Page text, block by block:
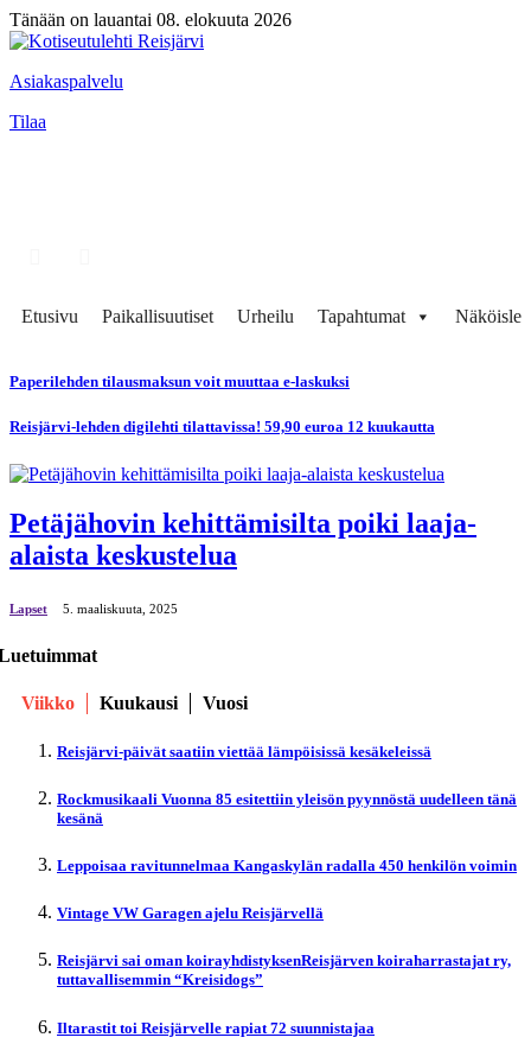
Tänään on lauantai 08. elokuuta 2026
Asiakaspalvelu
Tilaa
Etusivu Paikallisuutiset Urheilu Tapahtumat
Paperilehden tilausmaksun voit muuttaa e-laskuksi
Reisjärvi-lehden digilehti tilattavissa! 59,90 euroa 12 kuukautta
Petäjähovin kehittämisilta poiki laaja-
alaista keskustelua
Lapset 5. maaliskuuta, 2025
Viikko Kuukausi Vuosi
Reisjärvi-päivät saatiin viettää lämpöisissä kesäkeleissä
Rockmusikaali Vuonna 85 esitettiin yleisön pyynnöstä uudelleen tänä
kesänä
Leppoisaa ravitunnelmaa Kangaskylän radalla 450 henkilön voimin
Vintage VW Garagen ajelu Reisjärvellä
Reisjärvi sai oman koirayhdistyksenReisjärven koiraharrastajat ry,
tuttavallisemmin “Kreisidogs”
Iltarastit toi Reisjärvelle rapiat 72 suunnistajaa